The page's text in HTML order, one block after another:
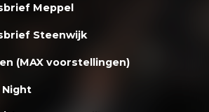
Meppel
Steenwijk
(MAX voorstellingen)
Night